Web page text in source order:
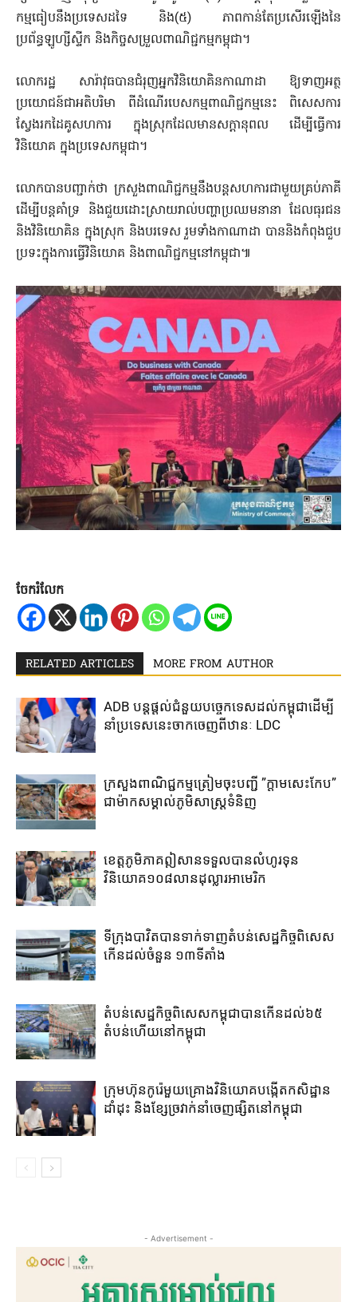
កម្មធៀបនឹងប្រទេសដទៃ និង(៥) ភាពកាន់តែប្រសើរឡើងនៃ
ប្រព័ន្ធឡូហ្សីស្ទីក និងកិច្ចសម្រួលពាណិជ្ជកម្មកម្ពុជា។
លោករដ្ឋ សារ៉ាវុធបានជំរុញអ្នកវិនិយោគិនកាណាដា ឱ្យទាញអត្ថ
ប្រយោជន៍ជាអតិបរិមា ពីដំណើរបេសកម្មពាណិជ្ជកម្មនេះ ពិសេសការ
ស្វែងរកដៃគូសហការ ក្នុងស្រុកដែលមានសក្តានុពល ដើម្បីធ្វើការ
វិនិយោគ ក្នុងប្រទេសកម្ពុជា។
លោកបានបញ្ជាក់ថា ក្រសួងពាណិជ្ជកម្មនឹងបន្តសហការជាមួយគ្រប់ភាគី
ដើម្បីបន្តគាំទ្រ និងជួយដោះស្រាយរាល់បញ្ហាប្រឈមនានា ដែលធុរជន
និងវិនិយោគិន ក្នុងស្រុក និងបរទេស រួមទាំងកាណាដា បាននិងកំពុងជួប
ប្រទះក្នុងការធ្វើវិនិយោគ និងពាណិជ្ជកម្មនៅកម្ពុជា៕
ចែករំលែក
RELATED ARTICLES MORE FROM AUTHOR
ADB បន្ត​ផ្តល់​ជំនួយ​បច្ចេកទេស​ដល់​កម្ពុជា​ដើម្បី​
នាំ​ប្រទេស​នេះ​ចាក​ចេញ​ពី​ឋានៈ LDC
ក្រសួងពាណិជ្ជកម្ម​ត្រៀម​ចុះបញ្ជី​ ​”ក្តាមសេះកែប”​
ជា​ម៉ាក​សម្គាល់​ភូមិ​សាស្រ្ត​ទំនិញ​
ខេត្ត​ភូមិភាគឦសាន​ទទួល​បាន​លំហូរទុន​
វិនិយោគ​១០៨​លាន​ដុល្លារ​អាមេរិក​
ទីក្រុងបាវិត​បាន​ទាក់​ទាញ​តំបន់​សេដ្ឋកិច្ច​ពិសេស​
កើន​ដល់​ចំនួន ១៣​ទីតាំង​
តំបន់សេដ្ឋកិច្ច​ពិសេស​កម្ពុជា​បាន​កើន​ដល់​៦៥​
តំបន់​ហើយ​នៅ​កម្ពុជា
ក្រុមហ៊ុន​កូរ៉េ​មួយគ្រោង​វិនិយោគ​បង្កើត​កសិដ្ឋាន​
ដាំដុះ​ និង​ខ្សែ​ច្រវាក់​នាំ​ចេញ​ផ្សិត​នៅ​កម្ពុជា​
- Advertisement -